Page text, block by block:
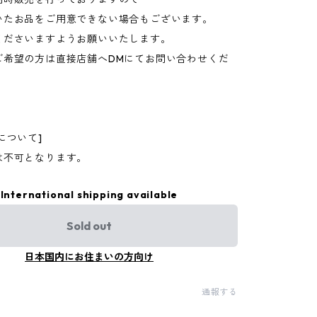
たお品をご用意できない場合もございます。
さいますようお願いいたします。
望の方は直接店舗へDMにてお問い合わせくだ
ついて]
可となります。
International shipping available
Sold out
日本国内にお住まいの方向け
通報する